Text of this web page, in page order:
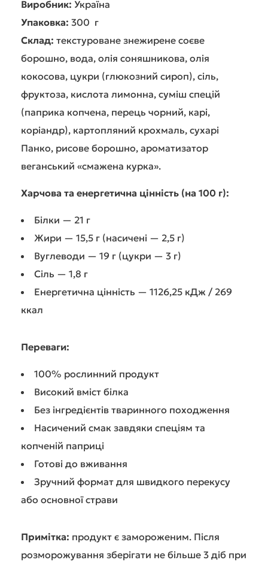
Виробник: Україна
Упаковка: 300 г
Склад: текстуроване знежирене соєве
борошно, вода, олія соняшникова, олія
кокосова, цукри (глюкозний сироп), сіль,
фруктоза, кислота лимонна, суміш спецій
(паприка копчена, перець чорний, карі,
коріандр), картопляний крохмаль, сухарі
Панко, рисове борошно, ароматизатор
веганський «смажена курка».
Харчова та енергетична цінність (на 100 г):
Білки — 21 г
Жири — 15,5 г (насичені — 2,5 г)
Вуглеводи — 19 г (цукри — 3 г)
Сіль — 1,8 г
Енергетична цінність — 1126,25 кДж / 269
ккал
Переваги:
100% рослинний продукт
Високий вміст білка
Без інгредієнтів тваринного походження
Насичений смак завдяки спеціям та
копченій паприці
Готові до вживання
Зручний формат для швидкого перекусу
або основної страви
Примітка: продукт є замороженим. Після
розморожування зберігати не більше 3 діб при